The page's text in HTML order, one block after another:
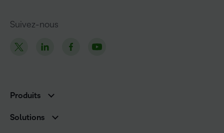
Suivez-nous
Produits
Services et assistance
Solutions